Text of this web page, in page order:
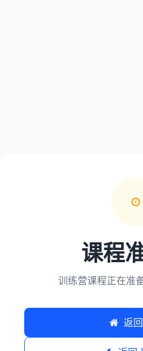
课程
训练营课程正在准
返